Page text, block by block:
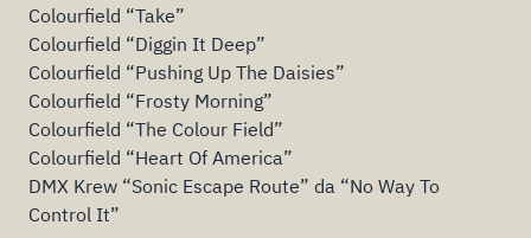
Colourfield “Take”
Colourfield “Diggin It Deep”
Colourfield “Pushing Up The Daisies”
Colourfield “Frosty Morning”
Colourfield “The Colour Field”
Colourfield “Heart Of America”
DMX Krew “Sonic Escape Route” da “No Way To
Control It”